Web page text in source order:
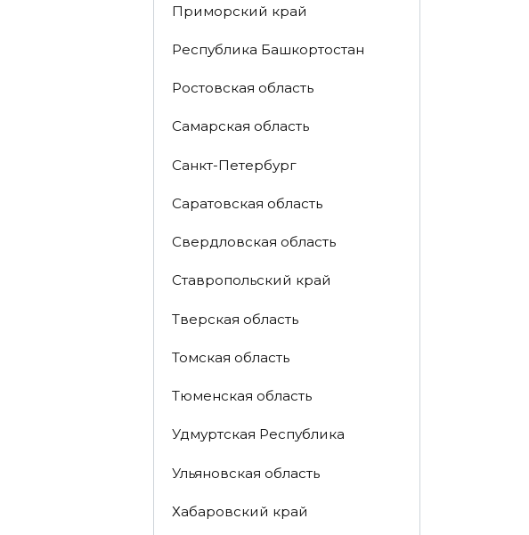
Приморский край
Республика Башкортостан
Ростовская область
Самарская область
Санкт-Петербург
Саратовская область
Свердловская область
Ставропольский край
Тверская область
Томская область
Тюменская область
Удмуртская Республика
Ульяновская область
Хабаровский край